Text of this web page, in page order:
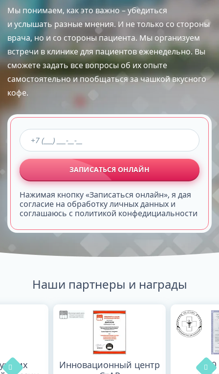
Мы понимаем, как это важно – убедиться
и услышать разные мнения. И не только со стороны
врача, но и со стороны пациента. Мы организуем
встречи в клинике для пациентов еженедельно. Вы
сможете задать все вопросы об их опыте
самостоятельно и пообщаться за чашкой вкусного
кофе.
ЗАПИСАТЬСЯ ОНЛАЙН
Нажимая кнопку «Записаться онлайн», я дая
согласие на обработку личных данных и
соглашаюсь с политикой конфедициальности
Наши партнеры и награды
Инновационный центр